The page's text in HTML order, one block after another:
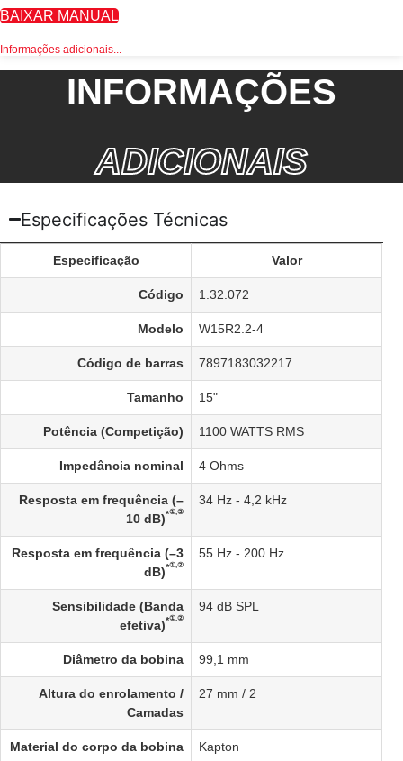
BAIXAR MANUAL
Informações adicionais...
INFORMAÇÕES
ADICIONAIS
Especificações Técnicas
Especificação Valor
Código 1.32.072
Modelo W15R2.2-4
Código de barras 7897183032217
Tamanho 15"
Potência (Competição) 1100 WATTS RMS
Impedância nominal 4 Ohms
Resposta em frequência (–
10 dB)*①,②
34 Hz - 4,2 kHz
Resposta em frequência (–3
dB)*①,②
55 Hz - 200 Hz
Sensibilidade (Banda
efetiva)*①,②
94 dB SPL
Diâmetro da bobina 99,1 mm
Altura do enrolamento /
Camadas
27 mm / 2
Material do corpo da bobina Kapton